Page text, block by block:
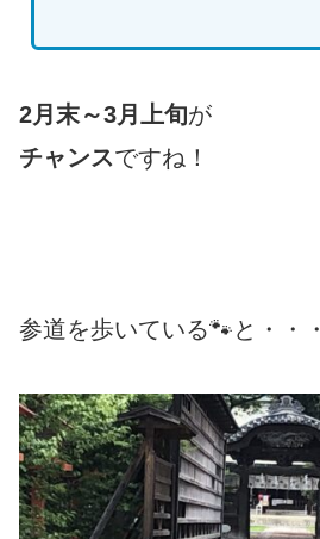
2月末～3月上旬が
チャンスですね！
参道を歩いている🐾と・・・